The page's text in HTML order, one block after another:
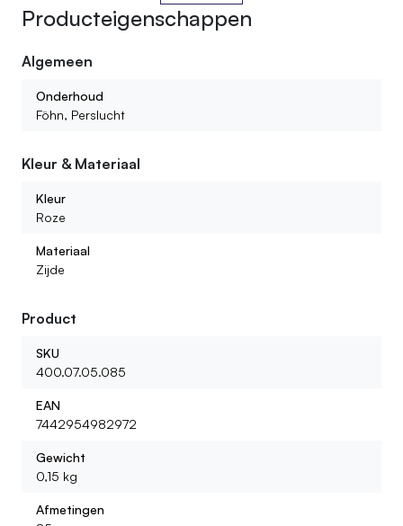
Kan je kunstbloemen in het water zetten?
Hoe lang gaan jullie kunstbloemen mee?
Kan ik ook kant en klare boeketten of bloemstukken
Producteigenschappen
Algemeen
Onderhoud
Föhn, Perslucht
Kleur & Materiaal
Kleur
Roze
Materiaal
Zijde
Product
SKU
400.07.05.085
EAN
7442954982972
Gewicht
0,15 kg
Afmetingen